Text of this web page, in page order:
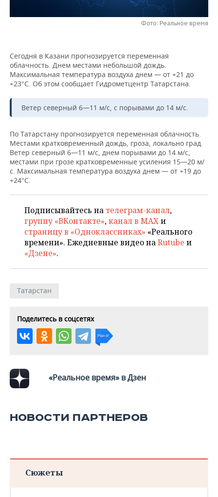
ЭНЕРГЕТИКА
РОЗНИЧНАЯ ТОРГОВЛЯ
УСЛУГИ
НОВОСТИ ТЕХНОЛОГИЙ
МЕДИА
ТЕЛЕКОММУНИКАЦИИ
МЕРОПРИЯТИЯ
ВЫЕЗДНАЯ РЕДАКЦИЯ
БИЗНЕС-БРАНЧИ
ONLINE-КОНФЕРЕНЦИИ
ОТКРЫТАЯ ЛЕКЦИЯ
НОВОСТИ СПОРТА
ФУТБОЛ
ХОККЕЙ
БАСКЕТБОЛ
ВОЛЕЙБОЛ
КИБЕРСПОРТ
ФИГУРНОЕ КАТАНИЕ
ВОДНЫЕ ВИДЫ СПОРТА
ХОККЕЙ С МЯЧОМ
ОБЩЕСТВО
НОВОСТИ ОБЩЕСТВА
ВЛАСТЬ
ИНФРАСТРУКТУРА
ИСТОРИЯ
КУЛЬТУРА
МЕДИЦИНА
ОБРАЗОВАНИЕ
ПРОИСШЕСТВИЯ
ФОТОГАЛЕРЕЯ
СЮЖЕТЫ
СПРАВОЧНИК
СПИСОК ПЕРСОН
СПИСОК КОМПАНИЙ
ПОЛНАЯ ВЕРСИЯ
Фото: Реальное время
Сегодня в Казани прогнозируется переменная
облачность. Днем местами небольшой дождь.
Максимальная температура воздуха днем — от +21 до
+23°С. Об этом сообщает Гидрометцентр Татарстана.
Ветер северный 6—11 м/с, с порывами до 14 м/с.
По Татарстану прогнозируется переменная облачность.
Местами кратковременный дождь, гроза, локально град.
Ветер северный 6—11 м/с, днем порывами до 14 м/с,
местами при грозе кратковременные усиления 15—20 м/
с. Максимальная температура воздуха днем — от +19 до
+24°С.
Подписывайтесь на телеграм-канал,
группу «ВКонтакте»,канал в MAXи
страницу в «Одноклассниках» «Реального
времени». Ежедневные видео наRutube и
«Дзене».
Татарстан
Поделитесь в соцсетях
«Реальное время» в Дзен
НОВОСТИ ПАРТНЕРОВ
Сюжеты